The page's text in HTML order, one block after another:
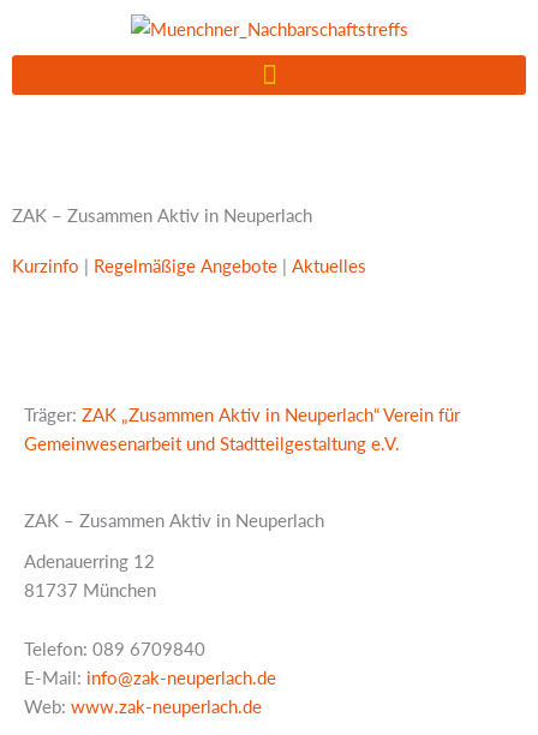
ZAK – Zusammen Aktiv in Neuperlach
Kurzinfo | Regelmäßige Angebote | Aktuelles
Träger: ZAK „Zusammen Aktiv in Neuperlach“ Verein für
Gemeinwesenarbeit und Stadtteilgestaltung e.V.
ZAK – Zusammen Aktiv in Neuperlach
Adenauerring 12
81737 München
Telefon: 089 6709840
E-Mail: info@zak-neuperlach.de
Web: www.zak-neuperlach.de